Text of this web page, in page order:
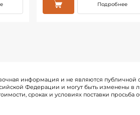
Подробнее
информация и не являются публичной
Федерации и могут быть изменены в
сроках и условиях поставки просьба